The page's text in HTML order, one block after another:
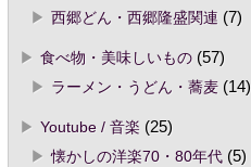
西郷どん・西郷隆盛関連 (7)
食べ物・美味しいもの(57)
ラーメン・うどん・蕎麦(14)
Youtube / 音楽 (25)
懐かしの洋楽70・80年代(5)